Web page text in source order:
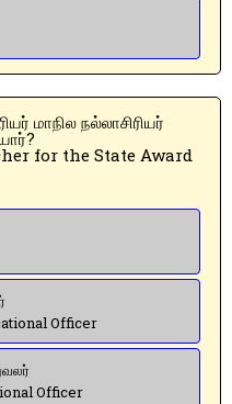
for the State Award
Officer
Officer